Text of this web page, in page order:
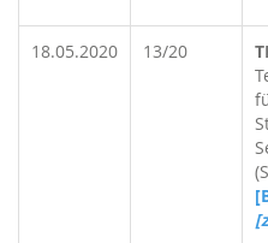
18.05.2020 13/20